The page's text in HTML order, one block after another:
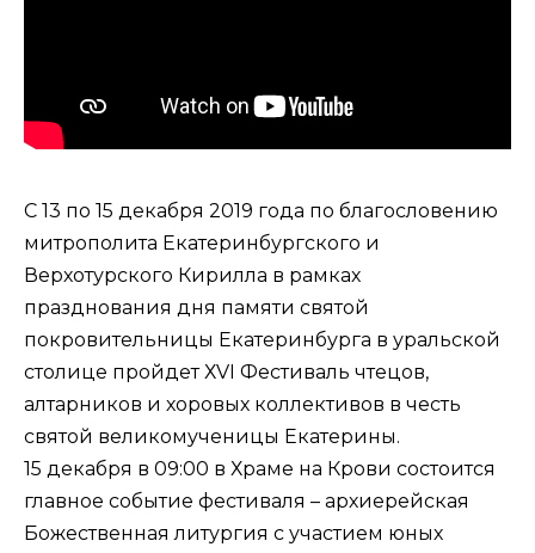
С 13 по 15 декабря 2019 года по благословению
митрополита Екатеринбургского и
Верхотурского Кирилла в рамках
празднования дня памяти святой
покровительницы Екатеринбурга в уральской
столице пройдетХVI Фестиваль чтецов,
алтарников и хоровых коллективов в честь
святой великомученицы Екатерины.
15 декабря в 09:00 в Храме на Крови состоится
главное событие фестиваля – архиерейская
Божественная литургия с участием юных